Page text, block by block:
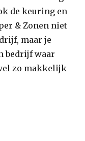
de keuring en
& Zonen niet
maar je
bedrijf waar
zo makkelijk